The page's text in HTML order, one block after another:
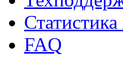
FAQ